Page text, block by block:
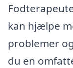
kan hjælpe
problemer
du en